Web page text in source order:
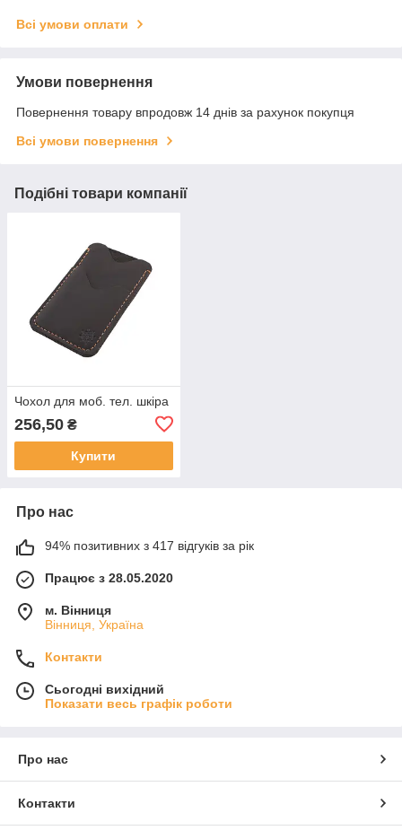
Всі умови оплати
Умови повернення
Повернення товару впродовж 14 днів за рахунок покупця
Всі умови повернення
Подібні товари компанії
Чохол для моб. тел. шкіра
256,50 ₴
Купити
Про нас
94% позитивних з 417 відгуків за рік
Працює з 28.05.2020
м. Вінниця
Вінниця, Україна
Контакти
Сьогодні вихідний
Показати весь графік роботи
Про нас
Контакти